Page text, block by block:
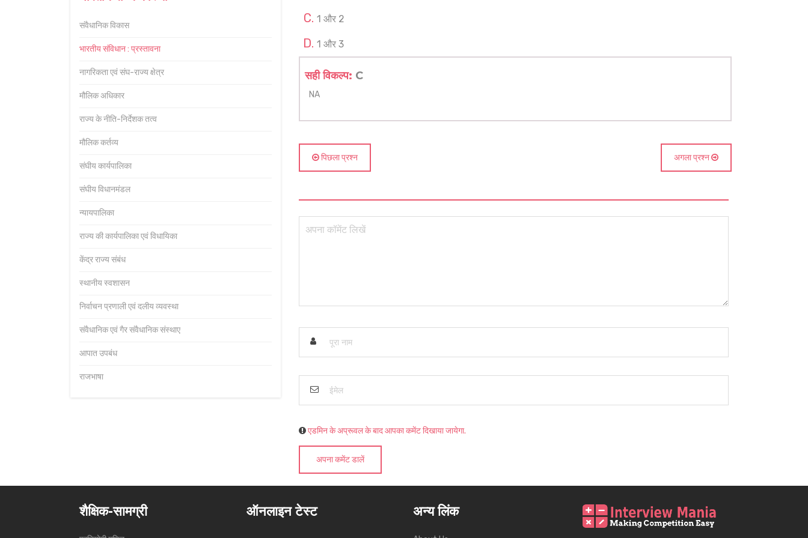
संवैधानिक विकास
भारतीय संविधान : प्रस्तावना
नागरिकता एवं संघ-राज्य क्षेत्र
मौलिक अधिकार
राज्य के नीति-निर्देशक तत्व
मौलिक कर्तव्य
संघीय कार्यपालिका
संघीय विधानमंडल
न्यायपालिका
राज्य की कार्यपालिका एवं विधायिका
केंद्र राज्य संबंध
स्थानीय स्वशासन
निर्वाचन प्रणाली एवं दलीय व्यवस्था
संवैधानिक एवं गैर संवैधानिक संस्थाए
आपात उपबंध
राजभाषा
1 और 2
1 और 3
सही विकल्प: C
NA
पिछला प्रश्न अगला प्रश्न
एडमिन के अप्रूवल के बाद आपका कमेंट दिखाया जायेगा.
अपना कमेंट डालें
शैक्षिक-सामग्री ऑनलाइन टेस्ट अन्य लिंक